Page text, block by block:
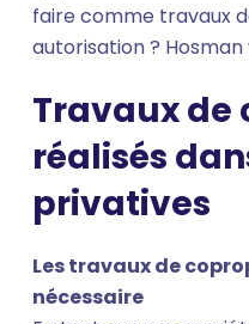
faire comme travaux
autorisation ?
Travaux de
réalisés
privatives
Les travaux de
nécessaire